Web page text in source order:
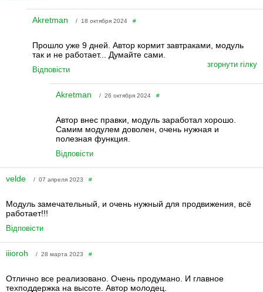
Akretman / 18 октября 2024 #
Прошло уже 9 дней. Автор кормит завтраками, модуль
так и не работает... Думайте сами.
Відповісти
згорнути гілку
Akretman / 26 октября 2024#
Автор внес правки, модуль заработал хорошо.
Самим модулем доволен, очень нужная и
полезная функция.
Відповісти
velde / 07 апреля 2023 #
Модуль замечательный, и очень нужный для продвижения, всё
работает!!!
Відповісти
iiioroh / 28 марта 2023 #
Отлично все реализовано. Очень продумано. И главное
техподдержка на высоте. Автор молодец.